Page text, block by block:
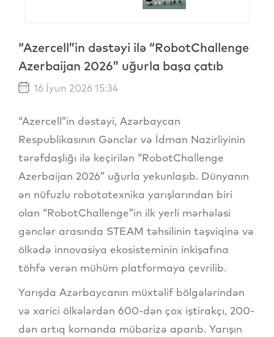
“Azercell”in dəstəyi ilə “RobotChallenge
Azerbaijan 2026” uğurla başa çatıb
16 İyun 2026 15:34
“Azercell”in dəstəyi, Azərbaycan
Respublikasının Gənclər və İdman Nazirliyinin
tərəfdaşlığı ilə keçirilən “RobotChallenge
Azerbaijan 2026” uğurla yekunlaşıb. Dünyanın
ən nüfuzlu robototexnika yarışlarından biri
olan “RobotChallenge”in ilk yerli mərhələsi
gənclər arasında STEAM təhsilinin təşviqinə və
ölkədə innovasiya ekosisteminin inkişafına
töhfə verən mühüm platformaya çevrilib.
Yarışda Azərbaycanın müxtəlif bölgələrindən
və xarici ölkələrdən 600-dən çox iştirakçı, 200-
dən artıq komanda mübarizə aparıb. Yarışın